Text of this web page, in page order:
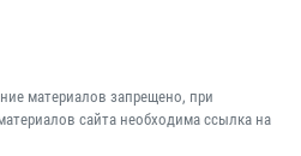
материалов запрещено, при
сайта необходима ссылка на